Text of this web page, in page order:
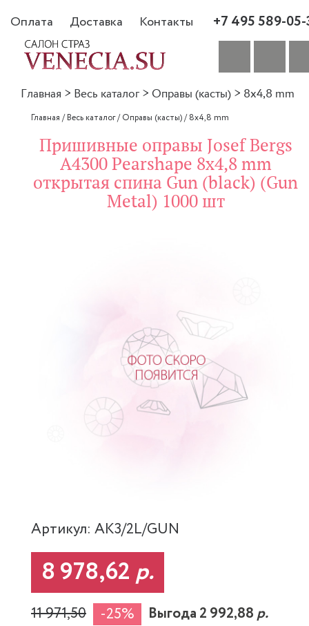
Оплата Доставка Контакты +7 495 589-
Главная > Весь каталог > Оправы (касты) > 8x4,8 mm
Главная /Весь каталог/Оправы (касты)/8x4,8 mm
Пришивные оправы Josef Bergs
A4300 Pearshape 8x4,8 mm
открытая спина Gun (black) (Gun
Metal) 1000 шт
Артикул: AK3/2L/GUN
8 978,62 р.
11 971,50 -25% Выгода 2 992,88р.